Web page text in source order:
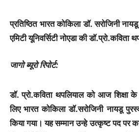
प्रतिष्ठित भारत कोकिला डॉ. सरोजिनी
एमिटी यूनिवर्सिटी नोएडा की डॉ.प्रो.कविता
जागो ब्यूरो रिपोर्ट:
डॉ. प्रो.कविता थपलियाल को आज शिक्षा
लिए भारत कोकिला डॉ.सरोजिनी नायडू
किया गया। यह सम्मान उन्हे उत्कृष्ट पद पर